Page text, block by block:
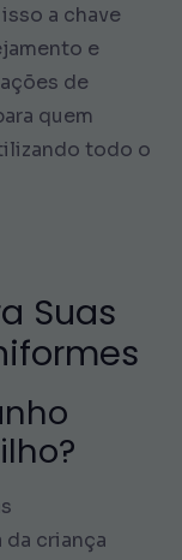
a chave
e
de
quem
todo o
Suas
criança